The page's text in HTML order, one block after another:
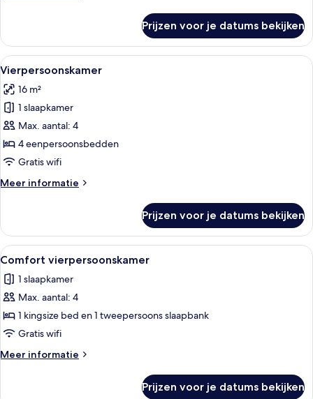
Prijzen voor je datums bekijken
Alle
foto's
voor
Vierpersoonskamer
laden
Vierpersoonskamer | Gratis wifi,
6
Vierpersoonskamer
16 m²
1 slaapkamer
Max. aantal: 4
4 eenpersoonsbedden
Gratis wifi
Meer informatie
Meer
Prijzen voor je datums bekijken
Alle
foto's
voor
Comfort
vierpersoonskamer
laden
Comfort vierpersoonskamer | Gratis
9
Comfort vierpersoonskamer
1 slaapkamer
Max. aantal: 4
1 kingsize bed en 1 tweepersoons slaapbank
Gratis wifi
Meer informatie
Meer
Prijzen voor je datums bekijken